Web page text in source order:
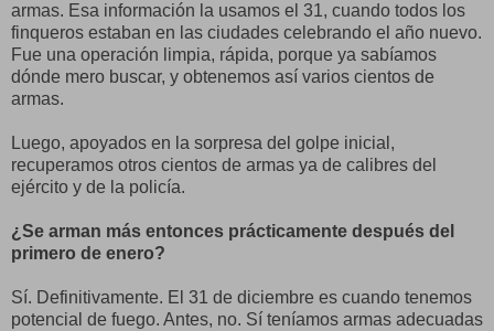
armas. Esa información la usamos el 31, cuando todos los
finqueros estaban en las ciudades celebrando el año nuevo.
Fue una operación limpia, rápida, porque ya sabíamos
dónde mero buscar, y obtenemos así varios cientos de
armas.
Luego, apoyados en la sorpresa del golpe inicial,
recuperamos otros cientos de armas ya de calibres del
ejército y de la policía.
¿Se arman más entonces prácticamente después del
primero de enero?
Sí. Definitivamente. El 31 de diciembre es cuando tenemos
potencial de fuego. Antes, no. Sí teníamos armas adecuadas